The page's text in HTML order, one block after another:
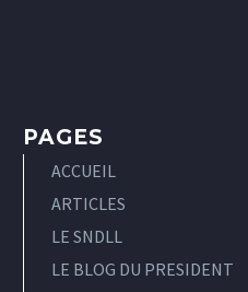
PAGES
ACCUEIL
ARTICLES
LE SNDLL
LE BLOG DU PRESIDENT